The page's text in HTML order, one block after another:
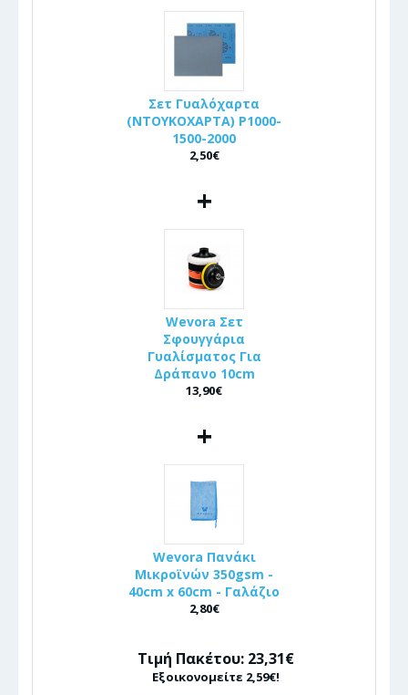
Σετ Γυαλόχαρτα
(ΝΤΟΥΚΟΧΑΡΤΑ) P1000-
1500-2000
2,50€
+
Wevora Σετ
Σφουγγάρια
Γυαλίσματος Για
Δράπανο 10cm
13,90€
+
Wevora Πανάκι
Μικροϊνών 350gsm -
40cm x 60cm - Γαλάζιο
2,80€
Τιμή Πακέτου: 23,31€
Εξοικονομείτε 2,59€!